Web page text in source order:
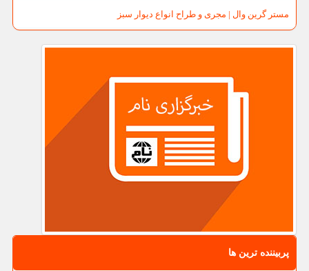
مستر گرین وال | مجری و طراح انواع دیوار سبز
پربیننده ترین ها